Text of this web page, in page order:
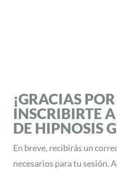
¡GRACIAS POR
INSCRIBIRTE
DE HIPNOSIS
En breve, recibirás un
necesarios para tu sesión.